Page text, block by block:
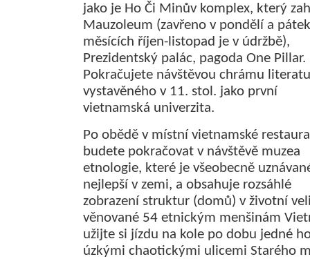
jako je Ho Či Minův komplex, který
Mauzoleum (zavřeno v pondělí a
měsících říjen-listopad je v údržbě),
Prezidentský palác, pagoda One Pillar.
Pokračujete návštěvou chrámu
vystavěného v 11. stol. jako první
vietnamská univerzita.
Po obědě v místní vietnamské
budete pokračovat v návštěvě muzea
etnologie, které je všeobecně
nejlepší v zemi, a obsahuje rozsáhlé
zobrazení struktur (domů) v životní
věnované 54 etnickým menšinám
užijte si jízdu na kole po dobu jedné
úzkými chaotickými ulicemi Starého